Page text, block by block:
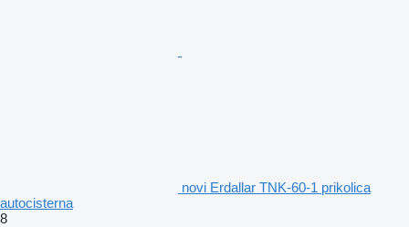
novi Erdallar TNK-60-1 prikolica
autocisterna
8